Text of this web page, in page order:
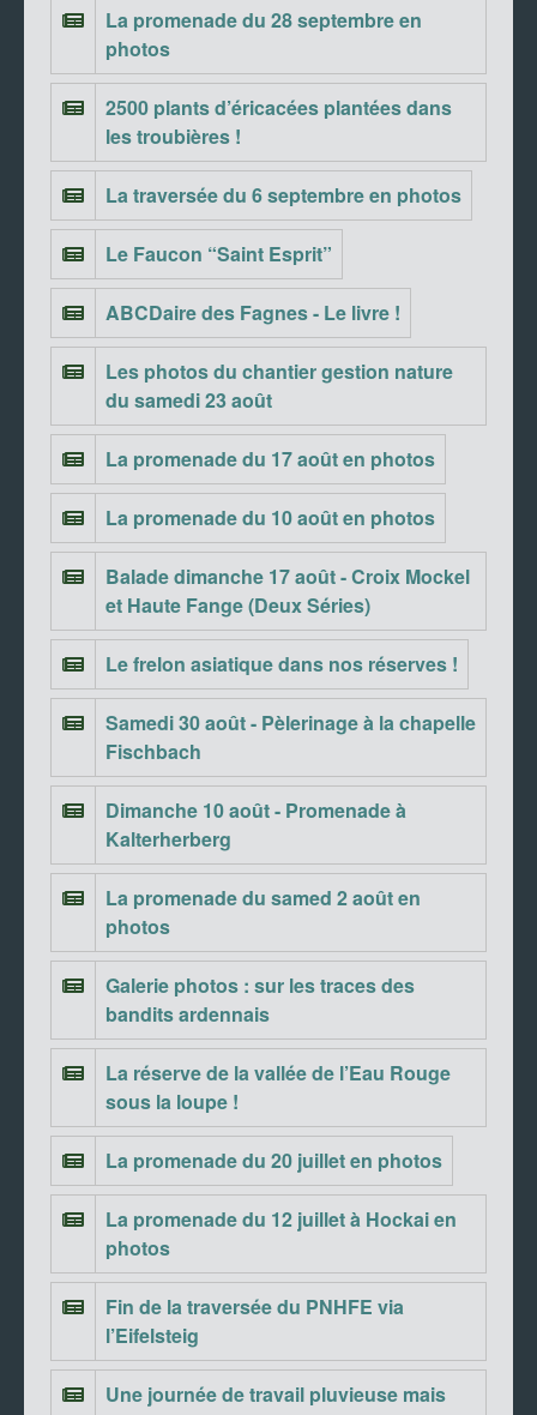
La promenade du 28 septembre en
photos
2500 plants d’éricacées plantées dans
les troubières !
La traversée du 6 septembre en photos
Le Faucon “Saint Esprit”
ABCDaire des Fagnes - Le livre !
Les photos du chantier gestion nature
du samedi 23 août
La promenade du 17 août en photos
La promenade du 10 août en photos
Balade dimanche 17 août - Croix Mockel
et Haute Fange (Deux Séries)
Le frelon asiatique dans nos réserves !
Samedi 30 août - Pèlerinage à la chapelle
Fischbach
Dimanche 10 août - Promenade à
Kalterherberg
La promenade du samed 2 août en
photos
Galerie photos : sur les traces des
bandits ardennais
La réserve de la vallée de l’Eau Rouge
sous la loupe !
La promenade du 20 juillet en photos
La promenade du 12 juillet à Hockai en
photos
Fin de la traversée du PNHFE via
l’Eifelsteig
Une journée de travail pluvieuse mais